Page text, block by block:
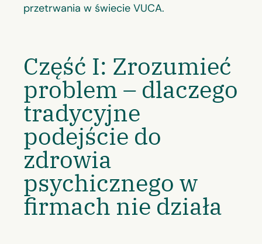
przetrwania w świecie VUCA.
Część I: Zrozumieć
problem – dlaczego
tradycyjne
podejście do
zdrowia
psychicznego w
firmach nie działa